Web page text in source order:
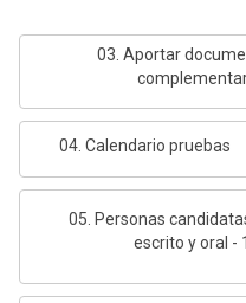
03. Aportar
04. Calendario pruebas
05. Personas
escrito y oral -